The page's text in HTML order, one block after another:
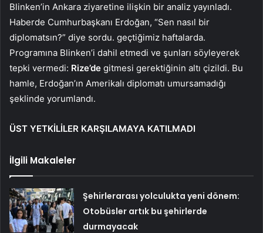
Blinken’in Ankara ziyaretine ilişkin bir analiz yayınladı.
Haberde Cumhurbaşkanı Erdoğan, “Sen nasıl bir
diplomatsın?” diye sordu. geçtiğimiz haftalarda.
Programına Blinken’i dahil etmedi ve şunları söyleyerek
tepki vermedi: Rize’de gitmesi gerektiğinin altı çizildi. Bu
hamle, Erdoğan’ın Amerikalı diplomatı umursamadığı
şeklinde yorumlandı.
ÜST YETKİLİLER KARŞILAMAYA KATILMADI
İlgili Makaleler
Şehirlerarası yolculukta yeni dönem:
Otobüsler artık bu şehirlerde
durmayacak